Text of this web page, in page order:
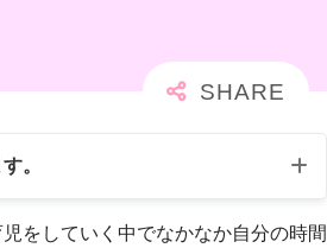
。
をしていく中でなかなか自分の時間